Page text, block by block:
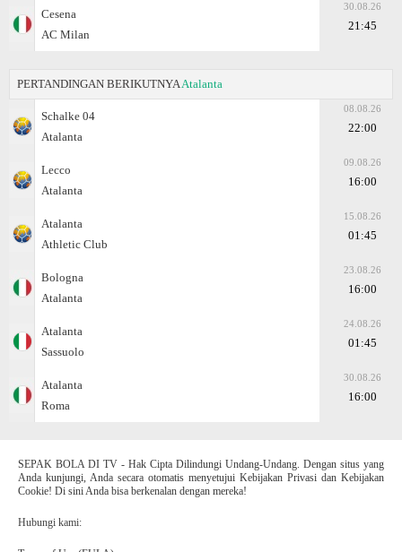
Cesena
AC Milan
30.08.26
21:45
PERTANDINGAN BERIKUTNYA Atalanta
Schalke 04
Atalanta
08.08.26
22:00
Lecco
Atalanta
09.08.26
16:00
Atalanta
Athletic Club
15.08.26
01:45
Bologna
Atalanta
23.08.26
16:00
Atalanta
Sassuolo
24.08.26
01:45
Atalanta
Roma
30.08.26
16:00
SEPAK BOLA DI TV - Hak Cipta Dilindungi Undang-Undang. Dengan situs yang
Anda kunjungi, Anda secara otomatis menyetujui Kebijakan Privasi dan Kebijakan
Cookie! Di sini Anda bisa berkenalan dengan mereka!
Hubungi kami: